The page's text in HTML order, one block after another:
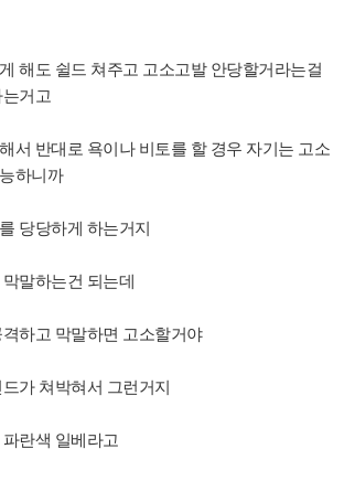
해도 쉴드 쳐주고 고소고발 안당할거라는걸
거고
서 반대로 욕이나 비토를 할 경우 자기는 고소
하니까
당당하게 하는거지
말하는건 되는데
하고 막말하면 고소할거야
가 쳐박혀서 그런거지
란색 일베라고